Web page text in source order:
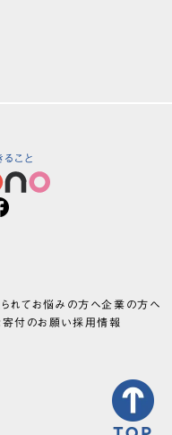
ること
れてお悩みの方へ企業の方へ
寄付のお願い採用情報